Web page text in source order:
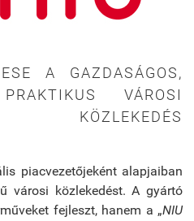
A GAZDASÁGOS,
VÁROSI
KÖZLEKEDÉS
piacvezetőjeként alapjaiban
városi közlekedést. A gyártó
fejleszt, hanem a „NIU